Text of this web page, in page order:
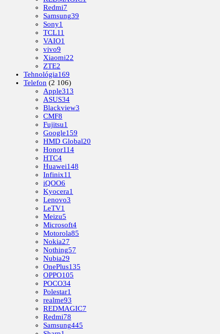
Redmi7
Samsung39
Sony1
TCL11
VAIO1
vivo9
Xiaomi22
ZTE2
Tehnológia169
Telefon (2 106)
Apple313
ASUS34
Blackview3
CMF8
Fujitsu1
Google159
HMD Global20
Honor114
HTC4
Huawei148
Infinix11
iQOO6
Kyocera1
Lenovo3
LeTV1
Meizu5
Microsoft4
Motorola85
Nokia27
Nothing57
Nubia29
OnePlus135
OPPO105
POCO34
Polestar1
realme93
REDMAGIC7
Redmi78
Samsung445